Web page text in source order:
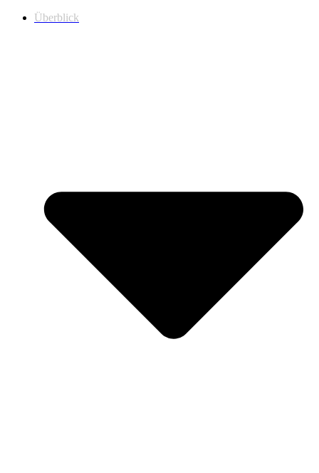
Überblick